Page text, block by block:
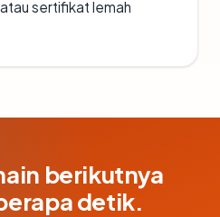
sertifikat lemah
berikutnya
detik.